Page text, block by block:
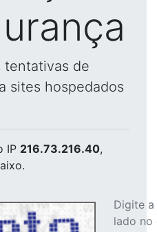
tentativas de
sites hospedados
IP 216.73.216.40,
Digite
lado no